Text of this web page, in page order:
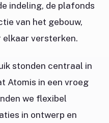
indeling, de plafonds
van het gebouw,
versterken.
stonden centraal in
Atomis in een vroeg
we flexibel
in ontwerp en